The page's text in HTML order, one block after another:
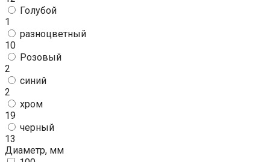
Голубой
1
разноцветный
10
Розовый
2
синий
2
хром
19
черный
13
Диаметр, мм